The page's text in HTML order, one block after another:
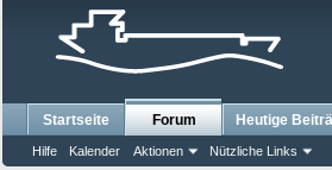
Startseite Forum
Hilfe Kalender Aktionen Nützliche Links
Heutige